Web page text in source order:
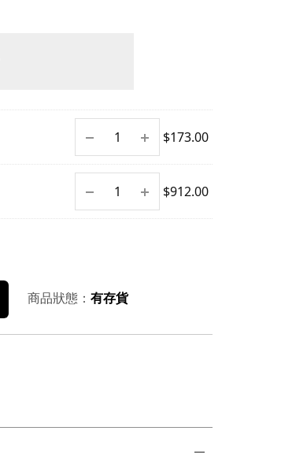
$173.00
$912.00
商品狀態： 有存貨